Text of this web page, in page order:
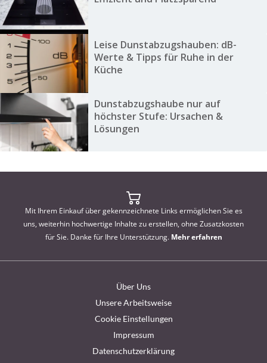
Leise Dunstabzugshauben: dB-
Werte & Tipps für Ruhe in der
Küche
Dunstabzugshaube nur auf
höchster Stufe: Ursachen &
Lösungen
Mit Ihrem Einkauf über gekennzeichnete Links ermöglichen Sie es
uns, weiterhin hochwertige Inhalte zu erstellen, ohne Zusatzkosten
für Sie. Danke für Ihre Unterstützung. Mehr erfahren
Über Uns
Unsere Arbeitsweise
Cookie Einstellungen
Impressum
Datenschutzerklärung